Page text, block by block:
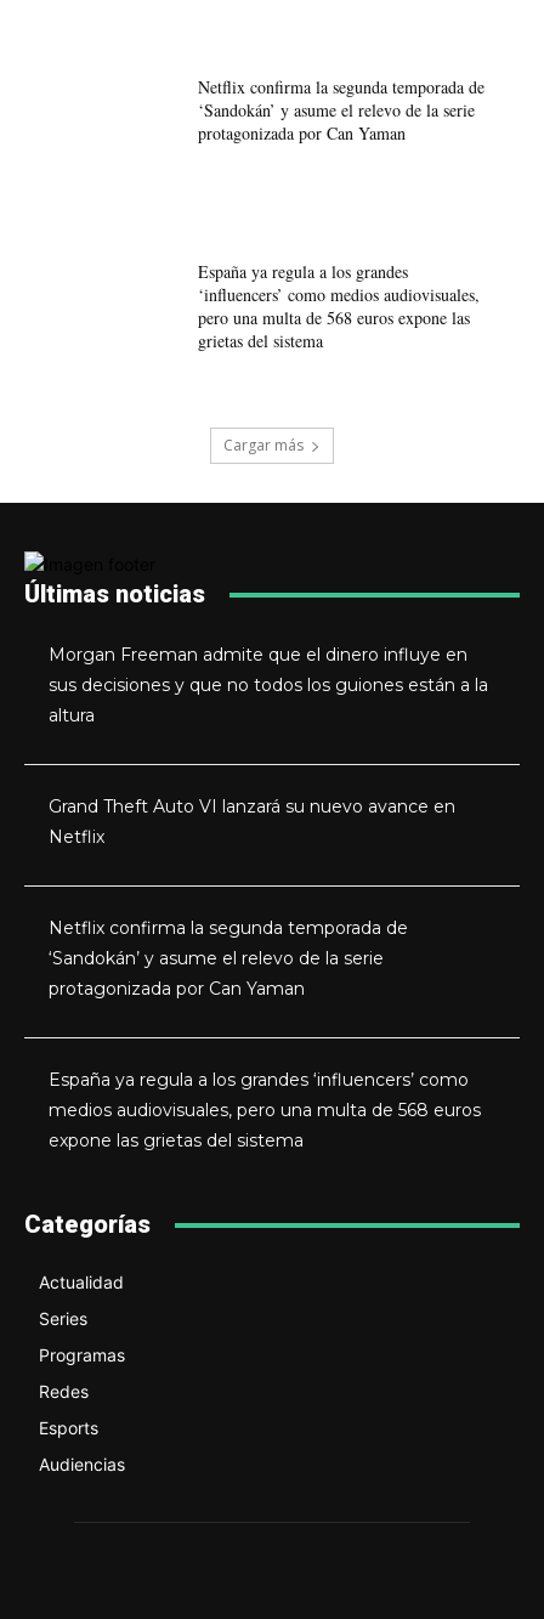
Netflix confirma la segunda temporada de
‘Sandokán’ y asume el relevo de la serie
protagonizada por Can Yaman
España ya regula a los grandes
‘influencers’ como medios audiovisuales,
pero una multa de 568 euros expone las
grietas del sistema
Cargar más
Últimas noticias
Morgan Freeman admite que el dinero influye en
sus decisiones y que no todos los guiones están a la
altura
Grand Theft Auto VI lanzará su nuevo avance en
Netflix
Netflix confirma la segunda temporada de
‘Sandokán’ y asume el relevo de la serie
protagonizada por Can Yaman
España ya regula a los grandes ‘influencers’ como
medios audiovisuales, pero una multa de 568 euros
expone las grietas del sistema
Categorías
Actualidad
Series
Programas
Redes
Esports
Audiencias